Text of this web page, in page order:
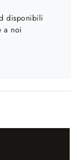
disponibili
a noi